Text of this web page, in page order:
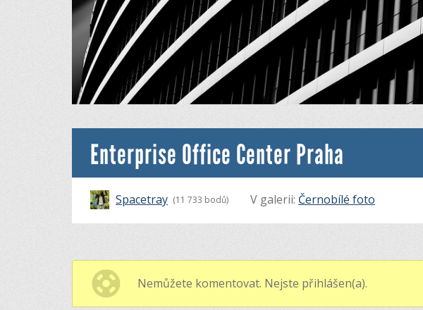
Enterprise Office Center Praha
Spacetray (11 733 bodů) V galerii: Černobílé foto
Nemůžete komentovat. Nejste přihlášen(a).